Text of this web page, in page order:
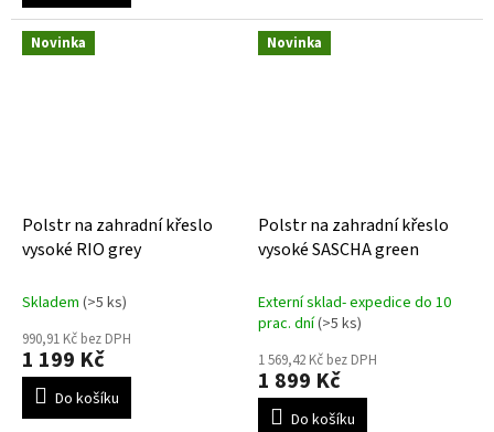
Novinka
Polstr na zahradní křeslo
vysoké RIO grey
Skladem (>5 ks)
990,91 Kč bez DPH
1 199 Kč
Do košíku
Novinka
Polstr na zahradní křeslo
vysoké SASCHA green
Externí sklad- expedice do 10
prac. dní(>5 ks)
1 569,42 Kč bez DPH
1 899 Kč
Do košíku